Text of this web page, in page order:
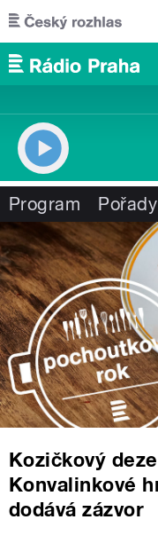
Přejít k hlavnímu obsahu
Program Pořady
Kozičkový
Konvalinkové
dodává zázvor